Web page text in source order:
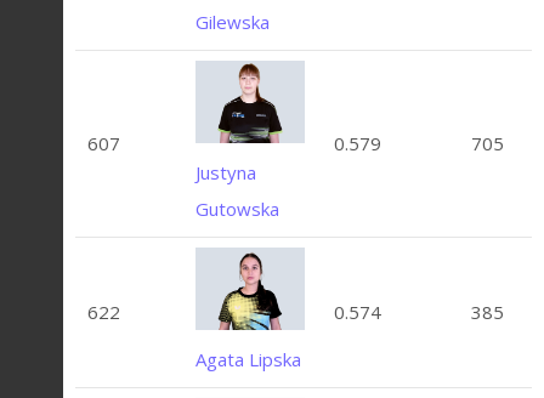
Gilewska
607
Justyna
Gutowska
0.579 705
622
Agata Lipska
0.574 385